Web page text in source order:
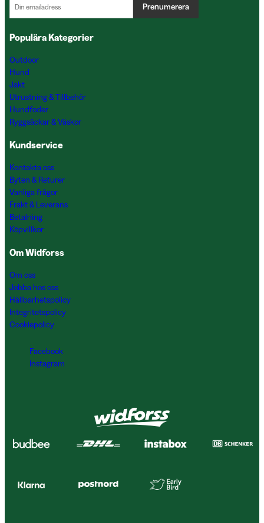
Prenumerera
Populära Kategorier
Outdoor
Hund
Jakt
Utrustning & Tillbehör
Hundfoder
Ryggsäckar & Väskor
Kundservice
Kontakta oss
Byten & Returer
Vanliga frågor
Frakt & Leverans
Betalning
Köpvillkor
Om Widforss
Om oss
Jobba hos oss
Hållbarhetspolicy
Integritetspolicy
Cookiepolicy
Facebook
Instagram